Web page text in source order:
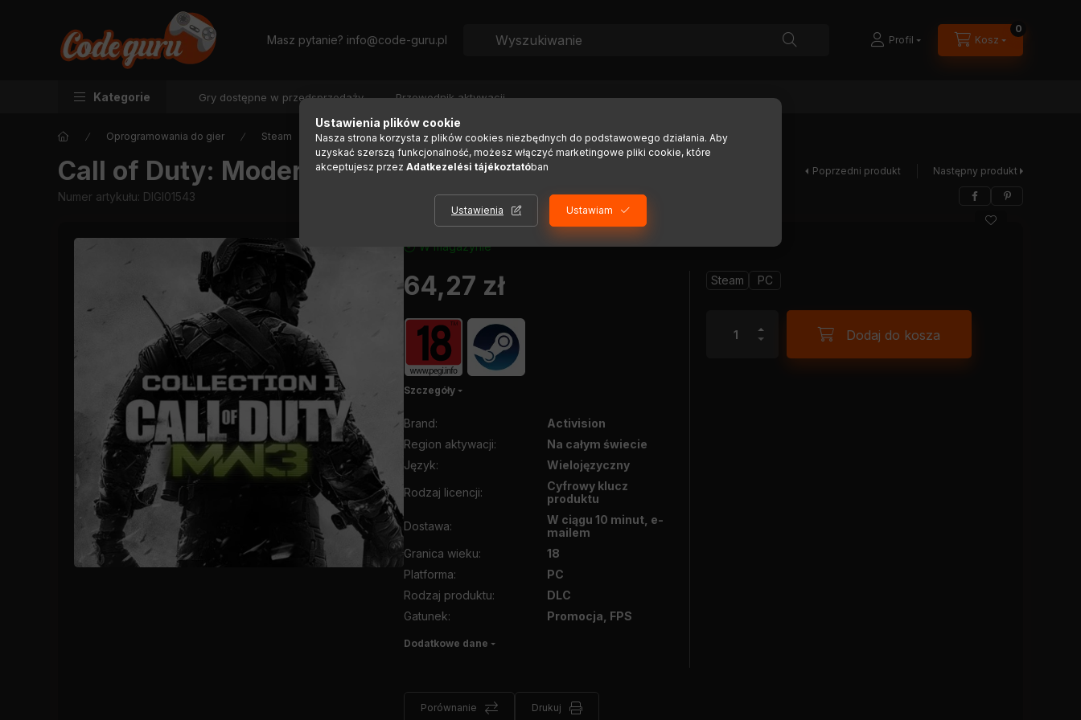
Masz pytanie? info@code-guru.pl Profil Kosz
0
Kategorie Gry dostępne w przedsprzedaży Przewodnik aktywacji
Oprogramowania do gier Steam
Poprzedni produkt Następny produkt
Call of Duty: Modern Warfare 3 - Collection 1 (DLC)
Numer artykułu: DIGI01543
W magazynie
64,27 zł
Szczegóły
Brand:
Activision
Region aktywacji:
Na całym świecie
Język:
Wielojęzyczny
Rodzaj licencji:
Cyfrowy klucz
produktu
Dostawa:
W ciągu 10 minut, e-
mailem
Granica wieku:
18
Platforma:
PC
Rodzaj produktu:
DLC
Gatunek: Promocja, FPS
Dodatkowe dane
Steam PC
Dodaj do kosza
Porównanie Drukuj
Ustawienia plików cookie
Nasza strona korzysta z plików cookies niezbędnych do podstawowego działania. Aby
uzyskać szerszą funkcjonalność, możesz włączyć marketingowe pliki cookie, które
akceptujesz przez Adatkezelési tájékoztatóban
Ustawienia Ustawiam